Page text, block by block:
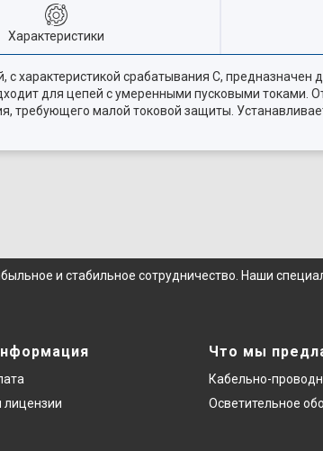
Характеристики
характеристикой срабатывания C, предназначен
для цепей с умеренными пусковыми токами.
требующего малой токовой защиты.
и стабильное сотрудничество. Наши
лицензии
Что мы
Кабельно-
Осветительное